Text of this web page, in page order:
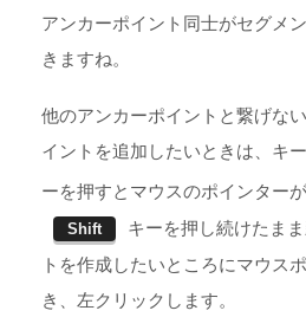
アンカーポイント同士がセグメ
きますね。
他のアンカーポイントと繋げな
イントを追加したいときは、キ
ーを押すとマウスのポインターが
Shift
キーを押し続けたま
トを作成したいところにマウス
き、左クリックします。